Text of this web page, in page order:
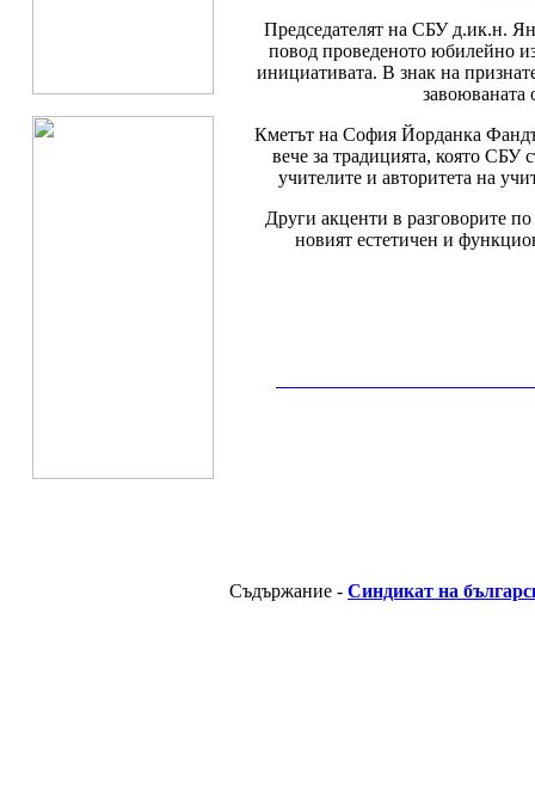
Председателят на СБУ д.ик.н.
повод проведеното юбилейно
инициативата. В знак на
завоюваната
Кметът на София Йорданка
вече за традицията, която СБУ
учителите и авторитета на
Други акценти в разговорите
новият естетичен и
Съдържание - Синдикат на